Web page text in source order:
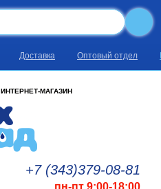
Доставка Оптовый отдел
ИНТЕРНЕТ-МАГАЗИН
+7 (343)379-08-81
пн-пт 9:00-18:00